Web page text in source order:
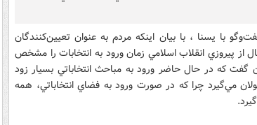
با يسنا ، با بيان اينكه مردم به عنوان تعيين‌كنندگان
كشور بعد از گذشت 33 سال از پيروزي انقلاب اسلامي زمان ورود به انتخابات را مشخص
كه در حال حاضر ورود به مباحث انتخاباتي بسيار زود
مي‌گيرد چرا كه در صورت ورود به فضاي انتخاباتي، همه